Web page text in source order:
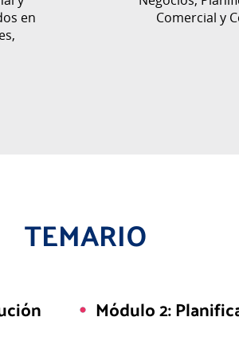
en
Comercial y
TEMARIO
Módulo 2: